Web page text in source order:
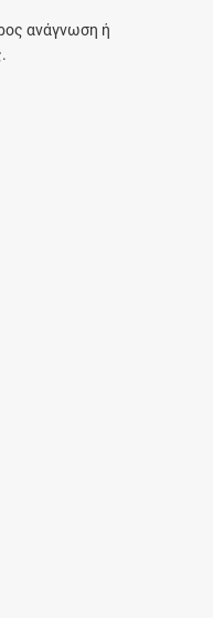
ανάγνωση ή